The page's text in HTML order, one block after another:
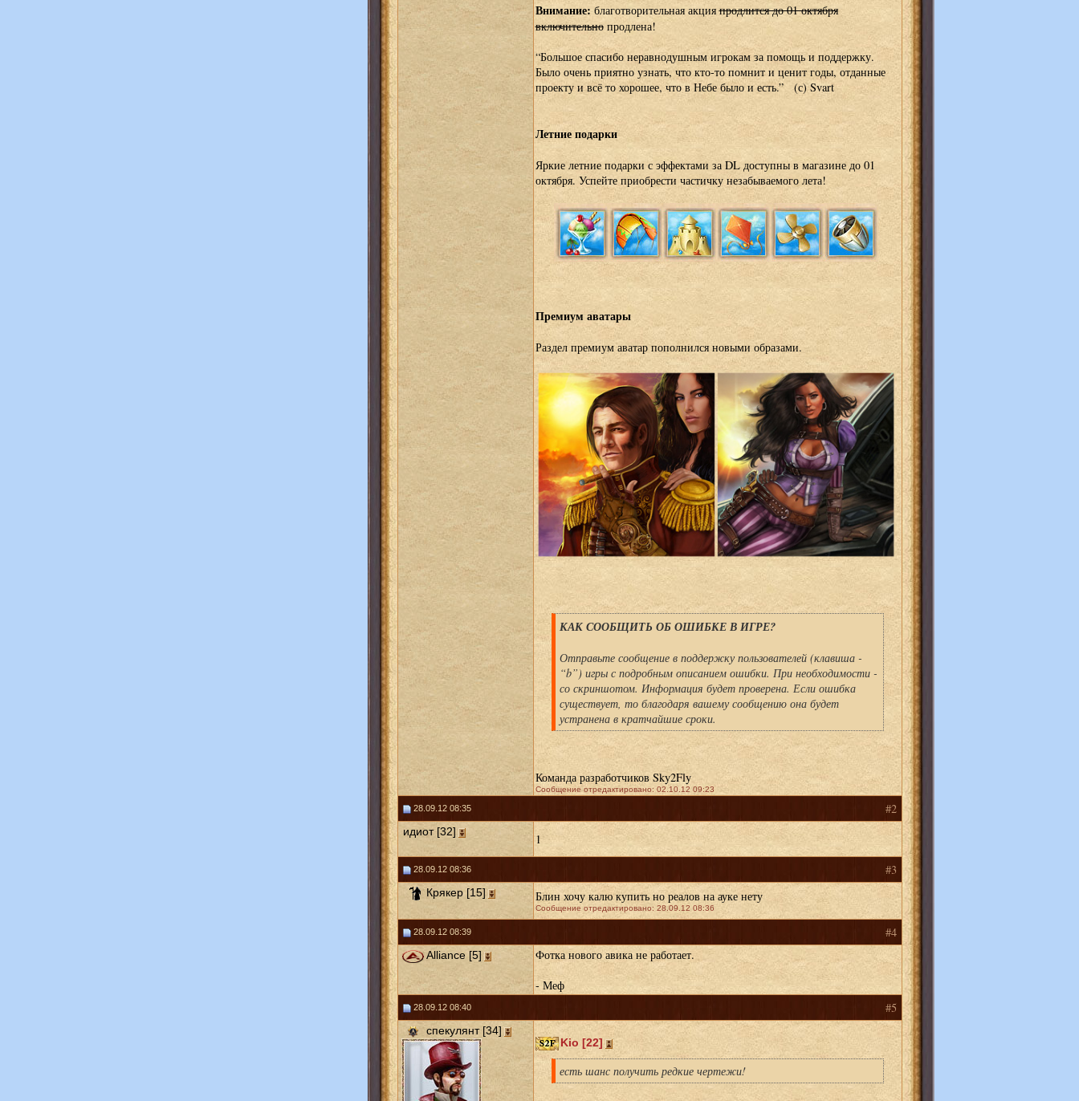
Внимание: благотворительная акцияпродлится до 01 октября
включительнопродлена!
“Большое спасибо неравнодушным игрокам за помощь и поддержку.
Было очень приятно узнать, что кто-то помнит и ценит годы, отданные
проекту и всё то хорошее, что в Небе было и есть.” (с) Svart
Летние подарки
Яркие летние подарки с эффектами за DL доступны в магазине до 01
октября. Успейте приобрести частичку незабываемого лета!
Премиум аватары
Раздел премиум аватар пополнился новыми образами.
КАК СООБЩИТЬ ОБ ОШИБКЕ В ИГРЕ?
Отправьте сообщение в поддержку пользователей (клавиша -
“b”) игры с подробным описанием ошибки. При необходимости -
со скриншотом. Информация будет проверена. Если ошибка
существует, то благодаря вашему сообщению она будет
устранена в кратчайшие сроки.
Команда разработчиков Sky2Fly
Сообщение отредактировано: 02.10.12 09:23
28.09.12 08:35 #2
идиот [32] 1
28.09.12 08:36 #3
Крякер [15] Блин хочу калю купить но реалов на ауке нету
Сообщение отредактировано: 28.09.12 08:36
28.09.12 08:39 #4
Alliance [5]
Фотка нового авика не работает.
- Меф
28.09.12 08:40 #5
спекулянт [34]
Kio [22]
есть шанс получить редкие чертежи!